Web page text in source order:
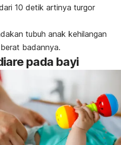
10 detik artinya turgor
tubuh anak kehilangan
badannya.
pada bayi